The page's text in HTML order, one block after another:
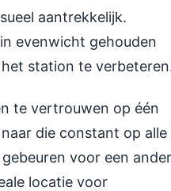
aantrekkelijk.
evenwicht gehouden
station te
te vertrouwen op één
die constant op alle
voor een ander
locatie voor